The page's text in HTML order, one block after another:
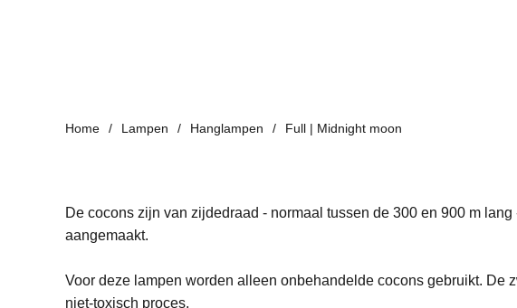
Home Lampen Hanglampen Full | Midnight moon
De cocons zijn van zijdedraad - normaal tussen de 300 en 900 m
aangemaakt.
Voor deze lampen worden alleen onbehandelde cocons gebruikt. De
niet-toxisch proces.